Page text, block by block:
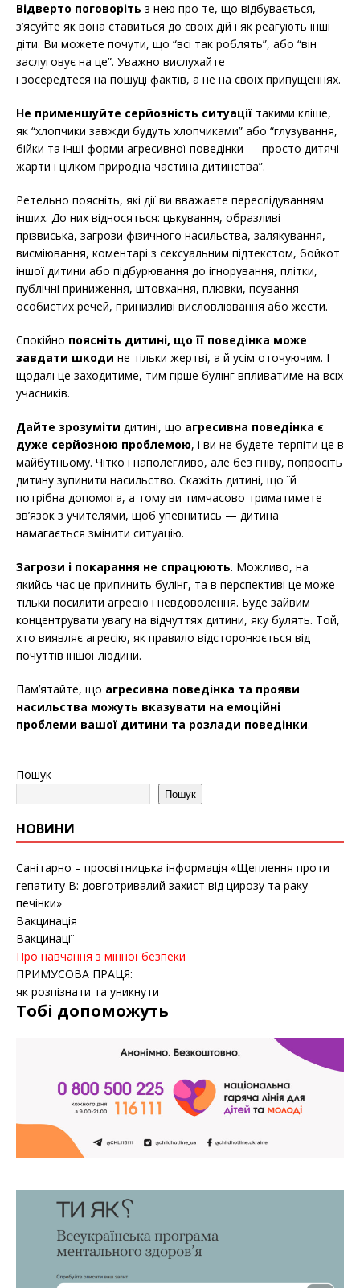
Відверто поговоріть з нею про те, що відбувається,
з’ясуйте як вона ставиться до своїх дій і як реагують інші
діти. Ви можете почути, що “всі так роблять”, або “він
заслуговує на це”. Уважно вислухайте
і зосередтеся на пошуці фактів, а не на своїх припущеннях.
Не применшуйте серйозність ситуації такими кліше,
як “хлопчики завжди будуть хлопчиками” або “глузування,
бійки та інші форми агресивної поведінки — просто дитячі
жарти і цілком природна частина дитинства”.
Ретельно поясніть, які дії ви вважаєте переслідуванням
інших. До них відносяться: цькування, образливі
прізвиська, загрози фізичного насильства, залякування,
висміювання, коментарі з сексуальним підтекстом, бойкот
іншої дитини або підбурювання до ігнорування, плітки,
публічні приниження, штовхання, плювки, псування
особистих речей, принизливі висловлювання або жести.
Спокійно поясніть дитині, що її поведінка може
завдати шкоди не тільки жертві, а й усім оточуючим. І
щодалі це заходитиме, тим гірше булінг впливатиме на всіх
учасників.
Дайте зрозуміти дитині, що агресивна поведінка є
дуже серйозною проблемою, і ви не будете терпіти це в
майбутньому. Чітко і наполегливо, але без гніву, попросіть
дитину зупинити насильство. Скажіть дитині, що їй
потрібна допомога, а тому ви тимчасово триматимете
зв’язок з учителями, щоб упевнитись — дитина
намагається змінити ситуацію.
Загрози і покарання не спрацюють. Можливо, на
якийсь час це припинить булінг, та в перспективі це може
тільки посилити агресію і невдоволення. Буде зайвим
концентрувати увагу на відчуттях дитини, яку булять. Той,
хто виявляє агресію, як правило відсторонюється від
почуттів іншої людини.
Пам’ятайте, що агресивна поведінка та прояви
насильства можуть вказувати на емоційні
проблеми вашої дитини та розлади поведінки.
Пошук
Пошук
НОВИНИ
Санітарно – просвітницька інформація «Щеплення проти
гепатиту B: довготривалий захист від цирозу та раку
печінки»
Вакцинація
Вакцинації
Про навчання з мінної безпеки
ПРИМУСОВА ПРАЦЯ:
як розпізнати та уникнути
Тобі допоможуть